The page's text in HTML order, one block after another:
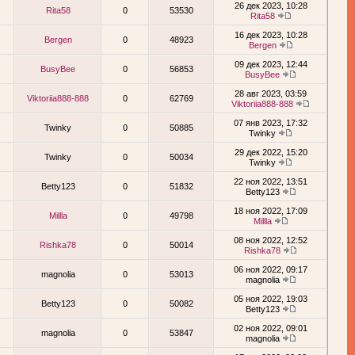
Rita58 0 53530
26 дек 2023, 10:28
Rita58
Bergen 0 48923
16 дек 2023, 10:28
Bergen
BusyBee 0 56853
09 дек 2023, 12:44
BusyBee
Viktoriia888-888 0 62769
28 авг 2023, 03:59
Viktoriia888-888
Twinky 0 50885
07 янв 2023, 17:32
Twinky
Twinky 0 50034
29 дек 2022, 15:20
Twinky
Betty123 0 51832
22 ноя 2022, 13:51
Betty123
Millla 0 49798
18 ноя 2022, 17:09
Millla
Rishka78 0 50014
08 ноя 2022, 12:52
Rishka78
magnolia 0 53013
06 ноя 2022, 09:17
magnolia
Betty123 0 50082
05 ноя 2022, 19:03
Betty123
magnolia 0 53847
02 ноя 2022, 09:01
magnolia